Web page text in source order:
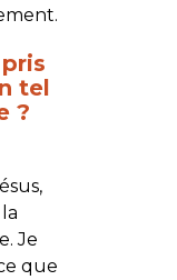
tel
?
Je
que